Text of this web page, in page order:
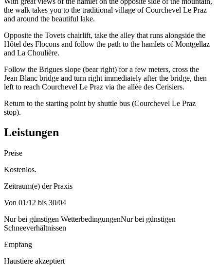
the walk takes you to the traditional village of Courchevel Le Praz
and around the beautiful lake.
Opposite the Tovets chairlift, take the alley that runs alongside the
Hôtel des Flocons and follow the path to the hamlets of Montgellaz
and La Choulière.
Follow the Brigues slope (bear right) for a few meters, cross the
Jean Blanc bridge and turn right immediately after the bridge, then
left to reach Courchevel Le Praz via the allée des Cerisiers.
Return to the starting point by shuttle bus (Courchevel Le Praz
stop).
Leistungen
Preise
Kostenlos.
Zeitraum(e) der Praxis
Von 01/12 bis 30/04
Nur bei günstigen WetterbedingungenNur bei günstigen
Schneeverhältnissen
Empfang
Haustiere akzeptiert